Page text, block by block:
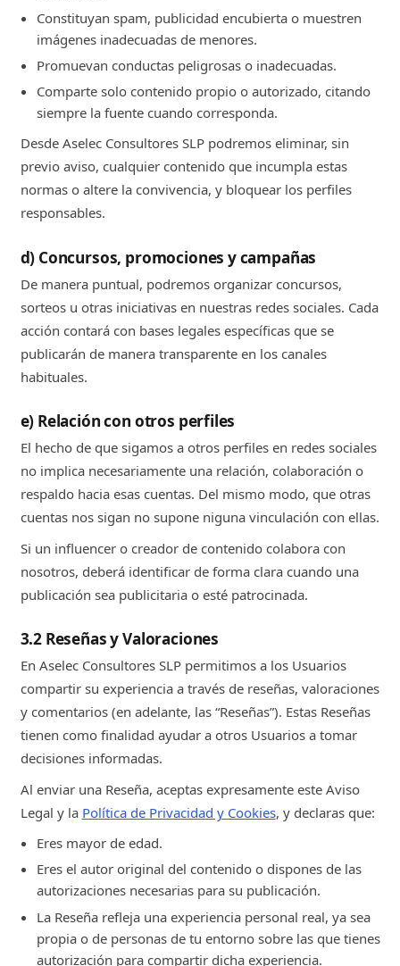
Constituyan spam, publicidad encubierta o muestren
imágenes inadecuadas de menores.
Promuevan conductas peligrosas o inadecuadas.
Comparte solo contenido propio o autorizado, citando
siempre la fuente cuando corresponda.
Desde Aselec Consultores SLP podremos eliminar, sin
previo aviso, cualquier contenido que incumpla estas
normas o altere la convivencia, y bloquear los perfiles
responsables.
d) Concursos, promociones y campañas
De manera puntual, podremos organizar concursos,
sorteos u otras iniciativas en nuestras redes sociales. Cada
acción contará con bases legales específicas que se
publicarán de manera transparente en los canales
habituales.
e) Relación con otros perfiles
El hecho de que sigamos a otros perfiles en redes sociales
no implica necesariamente una relación, colaboración o
respaldo hacia esas cuentas. Del mismo modo, que otras
cuentas nos sigan no supone niguna vinculación con ellas.
Si un influencer o creador de contenido colabora con
nosotros, deberá identificar de forma clara cuando una
publicación sea publicitaria o esté patrocinada.
3.2 Reseñas y Valoraciones
En Aselec Consultores SLP permitimos a los Usuarios
compartir su experiencia a través de reseñas, valoraciones
y comentarios (en adelante, las “Reseñas”). Estas Reseñas
tienen como finalidad ayudar a otros Usuarios a tomar
decisiones informadas.
Al enviar una Reseña, aceptas expresamente este Aviso
Legal y la Política de Privacidad y Cookies, y declaras que:
Eres mayor de edad.
Eres el autor original del contenido o dispones de las
autorizaciones necesarias para su publicación.
La Reseña refleja una experiencia personal real, ya sea
propia o de personas de tu entorno sobre las que tienes
autorización para compartir dicha experiencia.